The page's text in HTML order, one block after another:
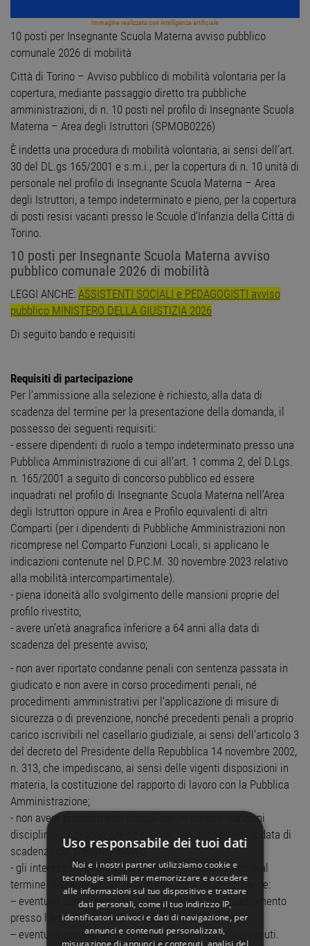
Immagine realizzata con intelligenza artificiale
10 posti per Insegnante Scuola Materna avviso pubblico
comunale 2026 di mobilità
Città di Torino – Avviso pubblico di mobilità volontaria per la
copertura, mediante passaggio diretto tra pubbliche
amministrazioni, di n. 10 posti nel profilo di Insegnante Scuola
Materna – Area degli Istruttori (SPMOB0226)
È indetta una procedura di mobilità volontaria, ai sensi dell’art.
30 del DL.gs 165/2001 e s.m.i., per la copertura di n. 10 unità di
personale nel profilo di Insegnante Scuola Materna – Area
degli Istruttori, a tempo indeterminato e pieno, per la copertura
di posti resisi vacanti presso le Scuole d’Infanzia della Città di
Torino.
10 posti per Insegnante Scuola Materna avviso
pubblico comunale 2026 di mobilità
LEGGI ANCHE: ASSISTENTI SOCIALI e PEDAGOGISTI avviso
pubblico MINISTERO DELLA GIUSTIZIA 2026
Di seguito bando e requisiti
Requisiti di partecipazione
Per l’ammissione alla selezione è richiesto, alla data di
scadenza del termine per la presentazione della domanda, il
possesso dei seguenti requisiti:
- essere dipendenti di ruolo a tempo indeterminato presso una
Pubblica Amministrazione di cui all’art. 1 comma 2, del D.Lgs.
n. 165/2001 a seguito di concorso pubblico ed essere
inquadrati nel profilo di Insegnante Scuola Materna nell’Area
degli Istruttori oppure in Area e Profilo equivalenti di altri
Comparti (per i dipendenti di Pubbliche Amministrazioni non
ricomprese nel Comparto Funzioni Locali, si applicano le
indicazioni contenute nel D.P.C.M. 30 novembre 2023 relativo
alla mobilità intercompartimentale).
- piena idoneità allo svolgimento delle mansioni proprie del
profilo rivestito;
- avere un’età anagrafica inferiore a 64 anni alla data di
scadenza del presente avviso;
- non aver riportato condanne penali con sentenza passata in
giudicato e non avere in corso procedimenti penali, né
procedimenti amministrativi per l'applicazione di misure di
sicurezza o di prevenzione, nonché precedenti penali a proprio
carico iscrivibili nel casellario giudiziale, ai sensi dell'articolo 3
del decreto del Presidente della Repubblica 14 novembre 2002,
n. 313, che impediscano, ai sensi delle vigenti disposizioni in
materia, la costituzione del rapporto di lavoro con la Pubblica
Amministrazione;
- non avere procedimenti disciplinari in corso e sanzioni
disciplinari, a proprio carico nei due anni precedenti la data di
scadenza del presente avviso;
- gli interessati rendono note, anche successivamente al
termine di scadenza per la presentazione delle domande:
-- eventuali contenziosi in corso in materia di inquadramento
presso l’Amministrazione di appartenenza;
-- eventuali procedimenti penali o disciplinari sopravvenuti.
Uso responsabile dei tuoi dati
Noi e i nostri partner utilizziamo cookie e
tecnologie simili per memorizzare e accedere
alle informazioni sul tuo dispositivo e trattare
dati personali, come il tuo indirizzo IP,
identificatori univoci e dati di navigazione, per
annunci e contenuti personalizzati,
misurazione di annunci e contenuti, analisi del